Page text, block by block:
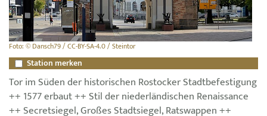
Foto: © Dansch79 / CC-BY-SA-4.0 / Steintor
Station merken
Tor im Süden der historischen Rostocker Stadtbefestigung
++ 1577 erbaut ++ Stil der niederländischen Renaissance
++ Secretsiegel, Großes Stadtsiegel, Ratswappen ++